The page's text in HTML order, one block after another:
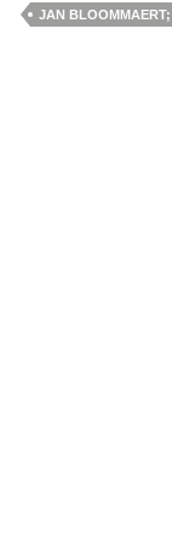
JAN BLOOMMAERT;